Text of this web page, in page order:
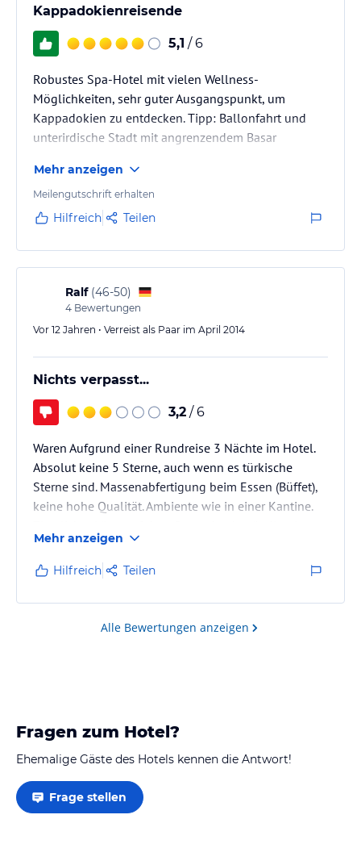
Kappadokienreisende
5,1 / 6
Robustes Spa-Hotel mit vielen Wellness-
Möglichkeiten, sehr guter Ausgangspunkt, um
Kappadokien zu entdecken. Tipp: Ballonfahrt und
unterirdische Stadt mit angrenzendem Basar
Mehr anzeigen
Meilengutschrift erhalten
Hilfreich Teilen
Ralf (46-50)
4 Bewertungen
Vor 12 Jahren • Verreist als Paar im April 2014
Nichts verpasst...
3,2 / 6
Waren Aufgrund einer Rundreise 3 Nächte im Hotel.
Absolut keine 5 Sterne, auch wenn es türkische
Sterne sind. Massenabfertigung beim Essen (Büffet),
keine hohe Qualität. Ambiente wie in einer Kantine.
und Abreisende Gäste Morgens, wegen Abholung
Ballonflüge.
Hotel wenn es geht vermeiden. Im Umkreis gibt es
nettere, kleinere Hotels die angenehmerund ruhiger
Mehr anzeigen
Hilfreich Teilen
Alle Bewertungen anzeigen
Fragen zum Hotel?
Ehemalige Gäste des Hotels kennen die Antwort!
Frage stellen